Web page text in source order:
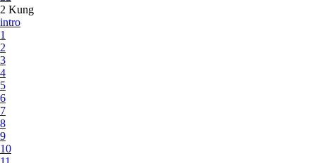
2 Kung
intro
1
2
3
4
5
6
7
8
9
10